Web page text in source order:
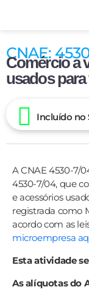
CNAE:
Comércio a
usados
Incluído no
A CNAE 4530-7/
4530-7/04, que
e acessórios
registrada como
acordo com as
microempresa
Esta atividade
As alíquotas do